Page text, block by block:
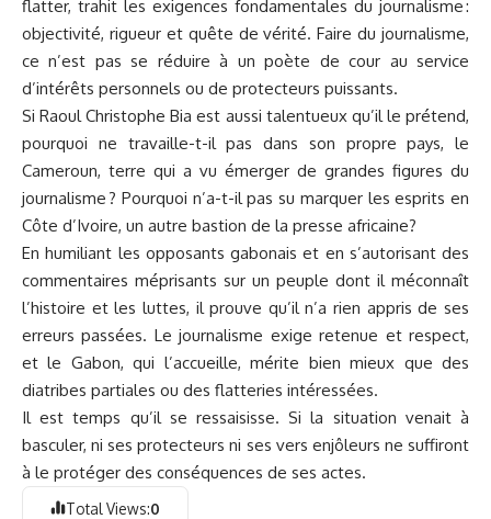
flatter, trahit les exigences fondamentales du journalisme :
objectivité, rigueur et quête de vérité. Faire du journalisme,
ce n’est pas se réduire à un poète de cour au service
d’intérêts personnels ou de protecteurs puissants.
Si Raoul Christophe Bia est aussi talentueux qu’il le prétend,
pourquoi ne travaille-t-il pas dans son propre pays, le
Cameroun, terre qui a vu émerger de grandes figures du
journalisme ? Pourquoi n’a-t-il pas su marquer les esprits en
Côte d’Ivoire, un autre bastion de la presse africaine?
En humiliant les opposants gabonais et en s’autorisant des
commentaires méprisants sur un peuple dont il méconnaît
l’histoire et les luttes, il prouve qu’il n’a rien appris de ses
erreurs passées. Le journalisme exige retenue et respect,
et le Gabon, qui l’accueille, mérite bien mieux que des
diatribes partiales ou des flatteries intéressées.
Il est temps qu’il se ressaisisse. Si la situation venait à
basculer, ni ses protecteurs ni ses vers enjôleurs ne suffiront
à le protéger des conséquences de ses actes.
Total Views:0